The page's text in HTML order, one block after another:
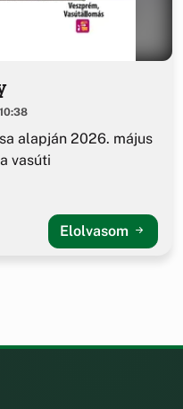
alapján 2026. május
vasúti
Elolvasom